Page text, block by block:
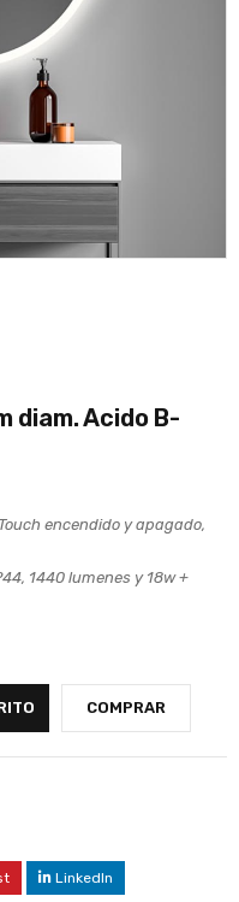
diam. Acido B-
encendido y apagado,
1440 lumenes y 18w +
COMPRAR
LinkedIn